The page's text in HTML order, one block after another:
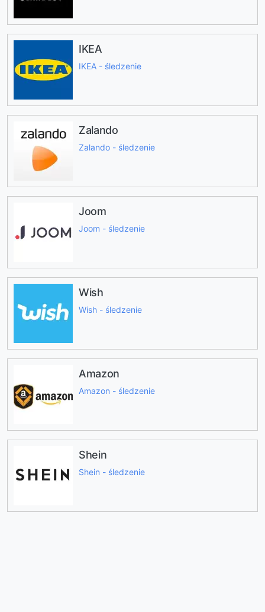
IKEA
IKEA - śledzenie
Zalando
Zalando - śledzenie
Joom
Joom - śledzenie
Wish
Wish - śledzenie
Amazon
Amazon - śledzenie
Shein
Shein - śledzenie